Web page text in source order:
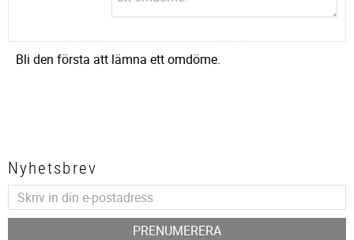
Bli den första att lämna ett omdöme.
Nyhetsbrev
PRENUMERERA